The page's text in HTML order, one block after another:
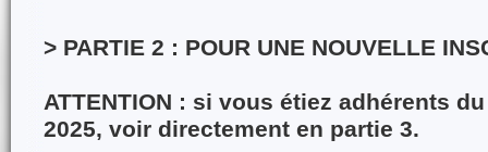
> PARTIE 2 : POUR UNE NOUVELLE
ATTENTION : si vous étiez adhérents
2025, voir directement en partie 3.